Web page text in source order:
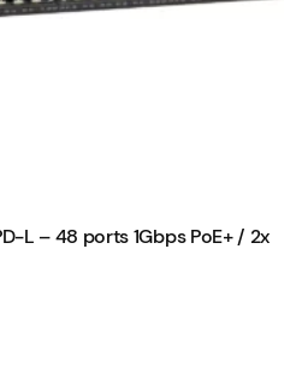
L – 48 ports 1Gbps PoE+ / 2x